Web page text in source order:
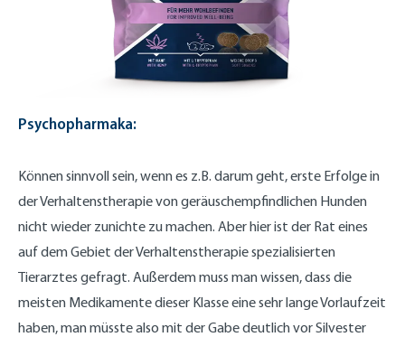
Psychopharmaka:
Können sinnvoll sein, wenn es z.B. darum geht, erste Erfolge in
der Verhaltenstherapie von geräuschempfindlichen Hunden
nicht wieder zunichte zu machen. Aber hier ist der Rat eines
auf dem Gebiet der Verhaltenstherapie spezialisierten
Tierarztes gefragt. Außerdem muss man wissen, dass die
meisten Medikamente dieser Klasse eine sehr lange Vorlaufzeit
haben, man müsste also mit der Gabe deutlich vor Silvester